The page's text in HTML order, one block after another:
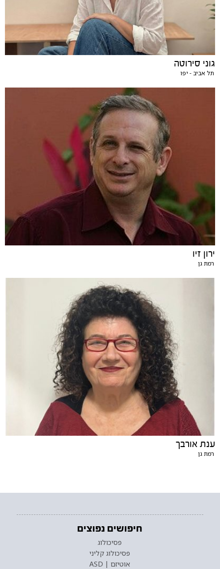
גוני סירוטה
תל אביב - יפו
ירון זיו
רמת גן
ענת אורבך
רמת גן
חיפושים נפוצים
פסיכולוג
פסיכולוג קליני
אוטיזם | ASD